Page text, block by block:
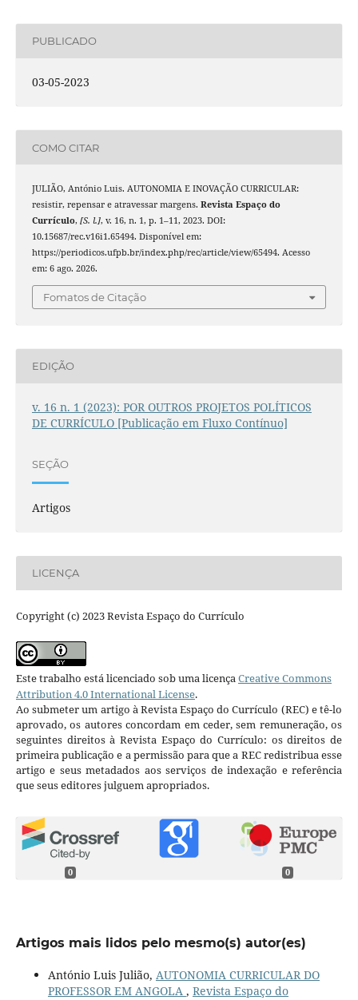
PUBLICADO
03-05-2023
COMO CITAR
JULIÃO, António Luis. AUTONOMIA E INOVAÇÃO CURRICULAR:
resistir, repensar e atravessar margens. Revista Espaço do
Currículo, [S. l.], v. 16, n. 1, p. 1–11, 2023. DOI:
10.15687/rec.v16i1.65494. Disponível em:
https://periodicos.ufpb.br/index.php/rec/article/view/65494. Acesso
em: 6 ago. 2026.
Fomatos de Citação
EDIÇÃO
v. 16 n. 1 (2023): POR OUTROS PROJETOS POLÍTICOS
DE CURRÍCULO [Publicação em Fluxo Contínuo]
SEÇÃO
Artigos
LICENÇA
Copyright (c) 2023 Revista Espaço do Currículo
Este trabalho está licenciado sob uma licençaCreative Commons
Attribution 4.0 International License.
Ao submeter um artigo à Revista Espaço do Currículo (REC) e tê-lo
aprovado, os autores concordam em ceder, sem remuneração, os
seguintes direitos à Revista Espaço do Currículo: os direitos de
primeira publicação e a permissão para que a REC redistribua esse
artigo e seus metadados aos serviços de indexação e referência
que seus editores julguem apropriados.
0 0
Artigos mais lidos pelo mesmo(s) autor(es)
António Luis Julião, AUTONOMIA CURRICULAR DO
PROFESSOR EM ANGOLA , Revista Espaço do